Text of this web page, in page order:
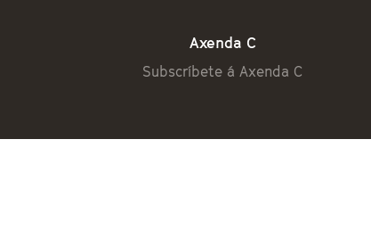
Axenda C
Subscríbete á Axenda C